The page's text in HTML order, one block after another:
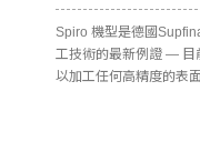
Spiro 機型是德國
工技術的最新例證 — 目
以加工任何高精度的表面